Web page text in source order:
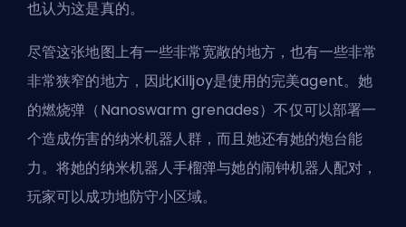
也认为这是真的。
尽管这张地图上有一些非常宽敞的地方，也有一些非常
非常狭窄的地方，因此Killjoy是使用的完美agent。她
的燃烧弹（Nanoswarm grenades）不仅可以部署一
个造成伤害的纳米机器人群，而且她还有她的炮台能
力。将她的纳米机器人手榴弹与她的闹钟机器人配对，
玩家可以成功地防守小区域。